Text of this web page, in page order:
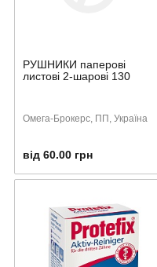
РУШНИКИ паперові
листові 2-шарові 130
Омега-Брокерс, ПП, Україна
від 60.00 грн